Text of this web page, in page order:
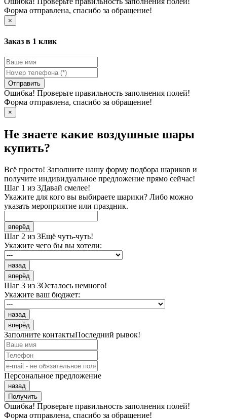
Форма отправлена, спасибо за обращение!
×
Заказ в 1 клик
Отправить
Ошибка! Проверьте правильность заполнения полей!
Форма отправлена, спасибо за обращение!
×
Не знаете какие воздушные шары
купить?
Всё просто! Заполните нашу форму подбора шариков и
получите индивидуальное предложение прямо сейчас!
Шаг 1 из 3Давай смелее!
Укажите для кого вы выбираете шарики? Либо можно
указать мероприятие или праздник.
вперёд
Шаг 2 из 3Ещё чуть-чуть!
Укажите чего бы вы хотели:
назад
вперёд
Шаг 3 из 3Осталось немного!
Укажите ваш бюджет:
назад
вперёд
Заполните контактыПоследний рывок!
Персональное предложение
назад
Получить
Ошибка! Проверьте правильность заполнения полей!
Форма отправлена, спасибо за обращение!